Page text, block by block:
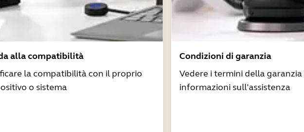
alla compatibilità
la compatibilità con il proprio
o sistema
Condizioni di garanzia
Vedere i termini della garanzia
informazioni sull'assistenza